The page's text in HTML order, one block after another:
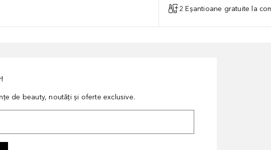
2 Eșantioane gratuite la
de beauty, noutăți și oferte exclusive.